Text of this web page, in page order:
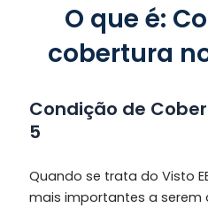
O que é:
cobertura
Condição de
5
Quando se trata do Visto
mais importantes a serem